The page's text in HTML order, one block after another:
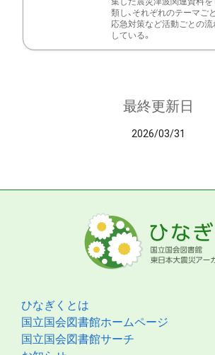
類し、それぞれのテーマご
応急対策など活動ごとの
している。
最終更新日
2026/03/31
ひなぎくとは
国立国会図書館ホームページ
国立国会図書館サーチ